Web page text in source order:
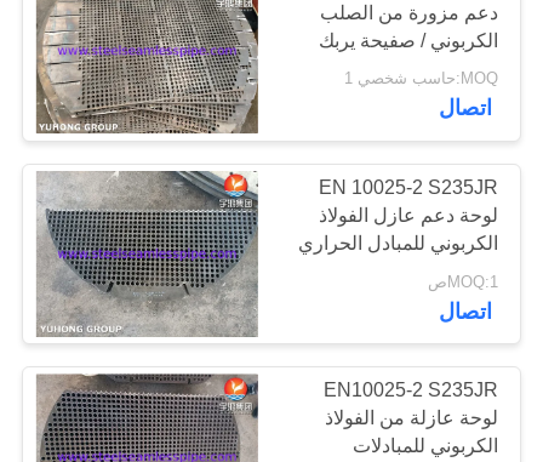
أنبوب الزعنفة
مبادلة الحرارة
36
دعم مزورة من الصلب
الكربوني / صفيحة يربك
لمبادل حراري
MOQ:حاسب شخصي 1
اتصال
EN 10025-2 S235JR
لوحة دعم عازل الفولاذ
الكربوني للمبادل الحراري
MOQ:1ص
اتصال
EN10025-2 S235JR
لوحة عازلة من الفولاذ
الكربوني للمبادلات